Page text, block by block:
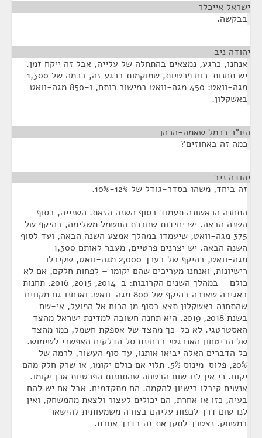
ישראל אייכלר
בבקשה.
יהודה ניב
אנחנו, כרגע, נמצאים בהתחלה של עלייה, אבל זה ייקח זמן.
יש תחנות-כוח פרטיות, שמוקמות ברגע זה, ברמה של 1,300
מגה-וואט: 450 מגה-וואט במישור רותם, ו-850 מגה-וואט
באשקלון.
היו"ר כרמל שאמה-הכהן
כמה זה באחוזים?
יהודה ניב
זה ביחד, משהו בסדר-גודל של 12%-10%.
התחנה הראשונה תעמוד בסוף השנה הזאת. השנייה, בסוף
השנה הבאה. יש יחידות שחברת החשמל משלימה, בהיקף של
375 מגה-וואט, שיעמדו במהלך אמצע השנה הבאה, ועד לסוף
השנה הבאה. יש יצרנים פרטיים, מעבר לאותם 1,300
מגה-וואט, בהיקף של בערך 2,000 מגה-וואט, שקיבלו
רישיונות, ואנחנו מעריכים שהם יקומו – לפחות חלקם, אם לא
כולם – במהלך השנים הקרובות: ב-2014, 2015, 2016. תחנות
באגירה שאובה בהיקף של 800 מגה-וואט. ואנחנו גם מקווים
שהתחנה באשקלון תצא בסוף מן הכוח אל הפועל, אי-שם
בשנת 2018, 2019. היא תחנה חשובה למדינת ישראל מהצד
האסטרטגי. לא כל-כך מהצד של אספקת חשמל, כמו מהצד
של הביטחון האנרגטי בבחינת סל הדלקים האפשרי לשימוש.
כל הדברים האלה יביאו אותנו, עד סוף העשור, לרמה של
20%, פלוס-מינוס 5%. תלוי אם כולם יקומו, או שרק חלק מהם
יקום. כי אין לנו שום הבטחה שהתחנות הפרטיות אכן יקומו.
אנשים קיבלו רישיון להקמה. הם מתקדמים. אבל אם יש להם
בעיה, כזו או אחרת, הם יכולים לעצור ולצאת מהמשחק, ואין
לנו שום דרך לכפות עליהם בצורה משמעותית להישאר
במשחק. נצטרך לתקן את זה בדרך אחרת.